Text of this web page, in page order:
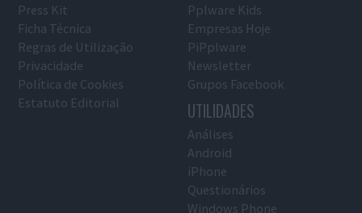
Press Kit
Ficha Técnica
Regras de Utilização
Privacidade
Política de Cookies
Estatuto Editorial
Pplware Kids
Empresas Hoje
PiPplware
Newsletter
Grupos Facebook
UTILIDADES
Análises
Android
iPhone
Questionários
Windows Phone